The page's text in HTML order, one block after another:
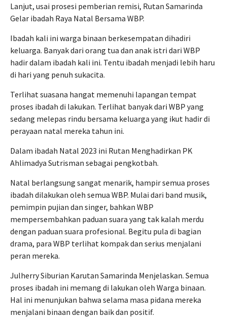
Lanjut, usai prosesi pemberian remisi, Rutan Samarinda
Gelar ibadah Raya Natal Bersama WBP.
Ibadah kali ini warga binaan berkesempatan dihadiri
keluarga. Banyak dari orang tua dan anak istri dari WBP
hadir dalam ibadah kali ini. Tentu ibadah menjadi lebih haru
di hari yang penuh sukacita.
Terlihat suasana hangat memenuhi lapangan tempat
proses ibadah di lakukan. Terlihat banyak dari WBP yang
sedang melepas rindu bersama keluarga yang ikut hadir di
perayaan natal mereka tahun ini.
Dalam ibadah Natal 2023 ini Rutan Menghadirkan PK
Ahlimadya Sutrisman sebagai pengkotbah.
Natal berlangsung sangat menarik, hampir semua proses
ibadah dilakukan oleh semua WBP. Mulai dari band musik,
pemimpin pujian dan singer, bahkan WBP
mempersembahkan paduan suara yang tak kalah merdu
dengan paduan suara profesional. Begitu pula di bagian
drama, para WBP terlihat kompak dan serius menjalani
peran mereka.
Julherry Siburian Karutan Samarinda Menjelaskan. Semua
proses ibadah ini memang di lakukan oleh Warga binaan.
Hal ini menunjukan bahwa selama masa pidana mereka
menjalani binaan dengan baik dan positif.